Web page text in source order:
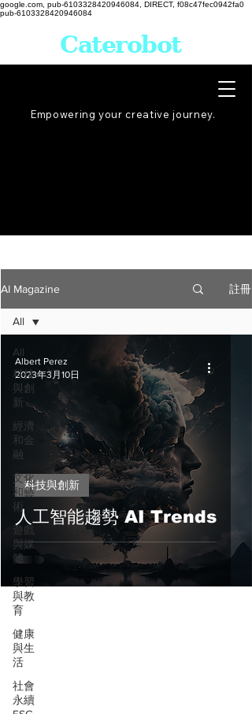
google.com, pub-6103328420946084, DIRECT, f08c47fec0942fa0
pub-6103328420946084
Empowering your creative journey.
Caterobot
AI Magazine 註冊
All
科技
與創
新
經濟
和金
融
文化
和藝
術
遊戲
與媒
體
學習
與教
育
健康
與生
活
社會
永續
All
人工智能趨勢 AI Trends
科技與創新
Albert Perez
2023年3月10日